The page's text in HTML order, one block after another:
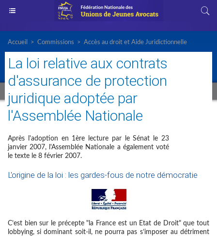
Accueil > Commissions > Accès au droit et Aide Juridictionnelle
La loi relative aux contrats
d'assurance de protection
juridique adoptée par
l'Assemblée Nationale
Après l'adoption en 1ère lecture par le Sénat le 23
janvier 2007, l'Assemblée Nationale a également voté
le texte le 8 février 2007.
L'origine de la loi : les gardes-fous de notre démocratie
C’est bien sur le précepte "la France est un Etat de Droit" que tout
lobbying, si dominant soit-il, ne pourra pas s’imposer au détriment